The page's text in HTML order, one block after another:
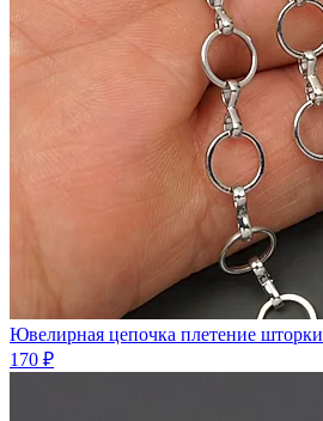
Ювелирная цепочка плетение шторки
170 ₽